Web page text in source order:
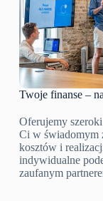
Twoje finanse –
Oferujemy
Ci w świadomym
kosztów i
indywidualne
zaufanym